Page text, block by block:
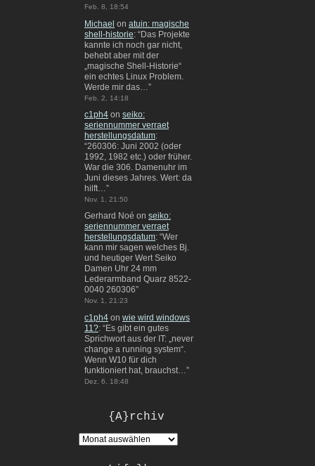
Feb. 8, 18:54
Michael on atuin: magische
shell-historie: “Das Projekte
kannte ich noch gar nicht,
behebt aber mit der
„magische Shell-Historie“
ein echtes Linux Problem.
Werde mir das… ”
Feb. 2, 14:18
c1ph4 on seiko:
seriennummer verraet
herstellungsdatum:
“260306: Juni 2002 (oder
1992, 1982 etc.) oder früher.
War die 306. Damenuhr im
Juni dieses Jahres. Wert: da
hilft…”
Nov. 1, 21:50
Gerhard Noé on seiko:
seriennummer verraet
herstellungsdatum: “Wer
kann mir sagen welches Bj.
und heutiger Wert Seiko
Damen Uhr 24 mm
Lederarmband Quarz 8522-
0040 260306”
Nov. 1, 21:23
c1ph4 on wie wird windows
11?: “Es gibt ein gutes
Sprichwort aus der IT: „never
change a running system“.
Wenn W10 für dich
funktioniert hat, brauchst…”
Dez. 6, 18:48
{A}rchiv